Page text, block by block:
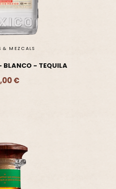
& MEZCALS
BLANCO - TEQUILA
€
- 23,00 €